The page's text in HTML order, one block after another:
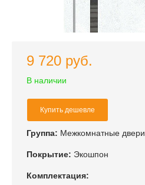
9 720 руб.
В наличии
Купить дешевле
Группа: Межкомнатные двери
Покрытие: Экошпон
Комплектация: